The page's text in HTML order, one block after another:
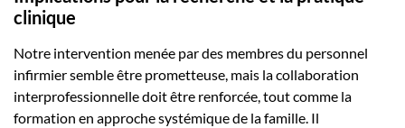
clinique
Notre intervention menée par des membres du personnel
infirmier semble être prometteuse, mais la collaboration
interprofessionnelle doit être renforcée, tout comme la
formation en approche systémique de la famille. Il